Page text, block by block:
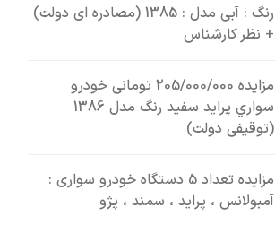
رنگ : آبی مدل : 1385 (مصادره ای دولت)
+ نظر کارشناس
مزایده 205/000/000 تومانی خودرو
سواري پرايد سفيد رنگ مدل 1386
(توقیفی دولت)
مزایده تعداد 5 دستگاه خودرو سواری :
آمبولانس ، پراید ، سمند ، پژو